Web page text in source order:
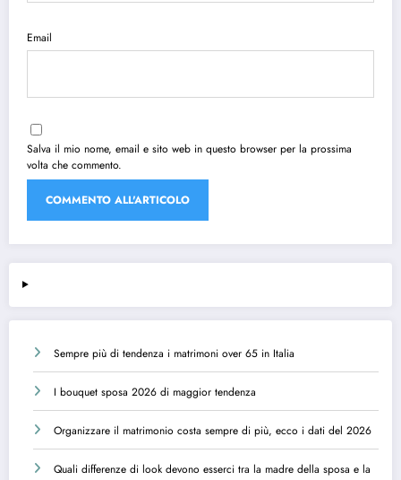
Email
Salva il mio nome, email e sito web in questo browser per la prossima
volta che commento.
Sempre più di tendenza i matrimoni over 65 in Italia
I bouquet sposa 2026 di maggior tendenza
Organizzare il matrimonio costa sempre di più, ecco i dati del 2026
Quali differenze di look devono esserci tra la madre della sposa e la